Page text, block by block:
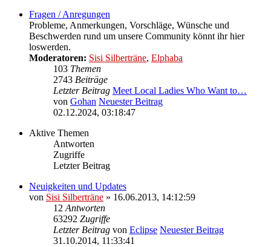
Fragen / Anregungen
Probleme, Anmerkungen, Vorschläge, Wünsche und
Beschwerden rund um unsere Community könnt ihr hier
loswerden.
Moderatoren: Sisi Silberträne, Elphaba
103 Themen
2743 Beiträge
Letzter Beitrag Meet Local Ladies Who Want to…
von Gohan Neuester Beitrag
02.12.2024, 03:18:47
Aktive Themen
Antworten
Zugriffe
Letzter Beitrag
Neuigkeiten und Updates
von Sisi Silberträne » 16.06.2013, 14:12:59
12 Antworten
63292 Zugriffe
Letzter Beitrag von Eclipse Neuester Beitrag
31.10.2014, 11:33:41